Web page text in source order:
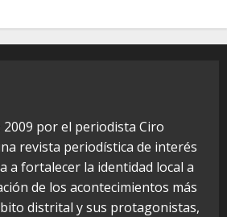
2009 por el periodista Ciro
revista periodística de interés
a fortalecer la identidad local a
de los acontecimientos más
distrital y sus protagonistas,